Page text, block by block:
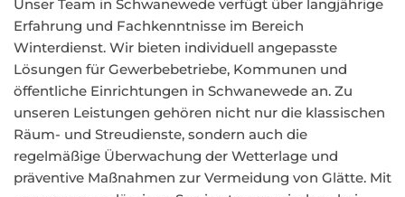
Unser Team in Schwanewede verfügt über langjährige
Erfahrung und Fachkenntnisse im Bereich
Winterdienst. Wir bieten individuell angepasste
Lösungen für Gewerbebetriebe, Kommunen und
öffentliche Einrichtungen in Schwanewede an. Zu
unseren Leistungen gehören nicht nur die klassischen
Räum- und Streudienste, sondern auch die
regelmäßige Überwachung der Wetterlage und
präventive Maßnahmen zur Vermeidung von Glätte. Mit